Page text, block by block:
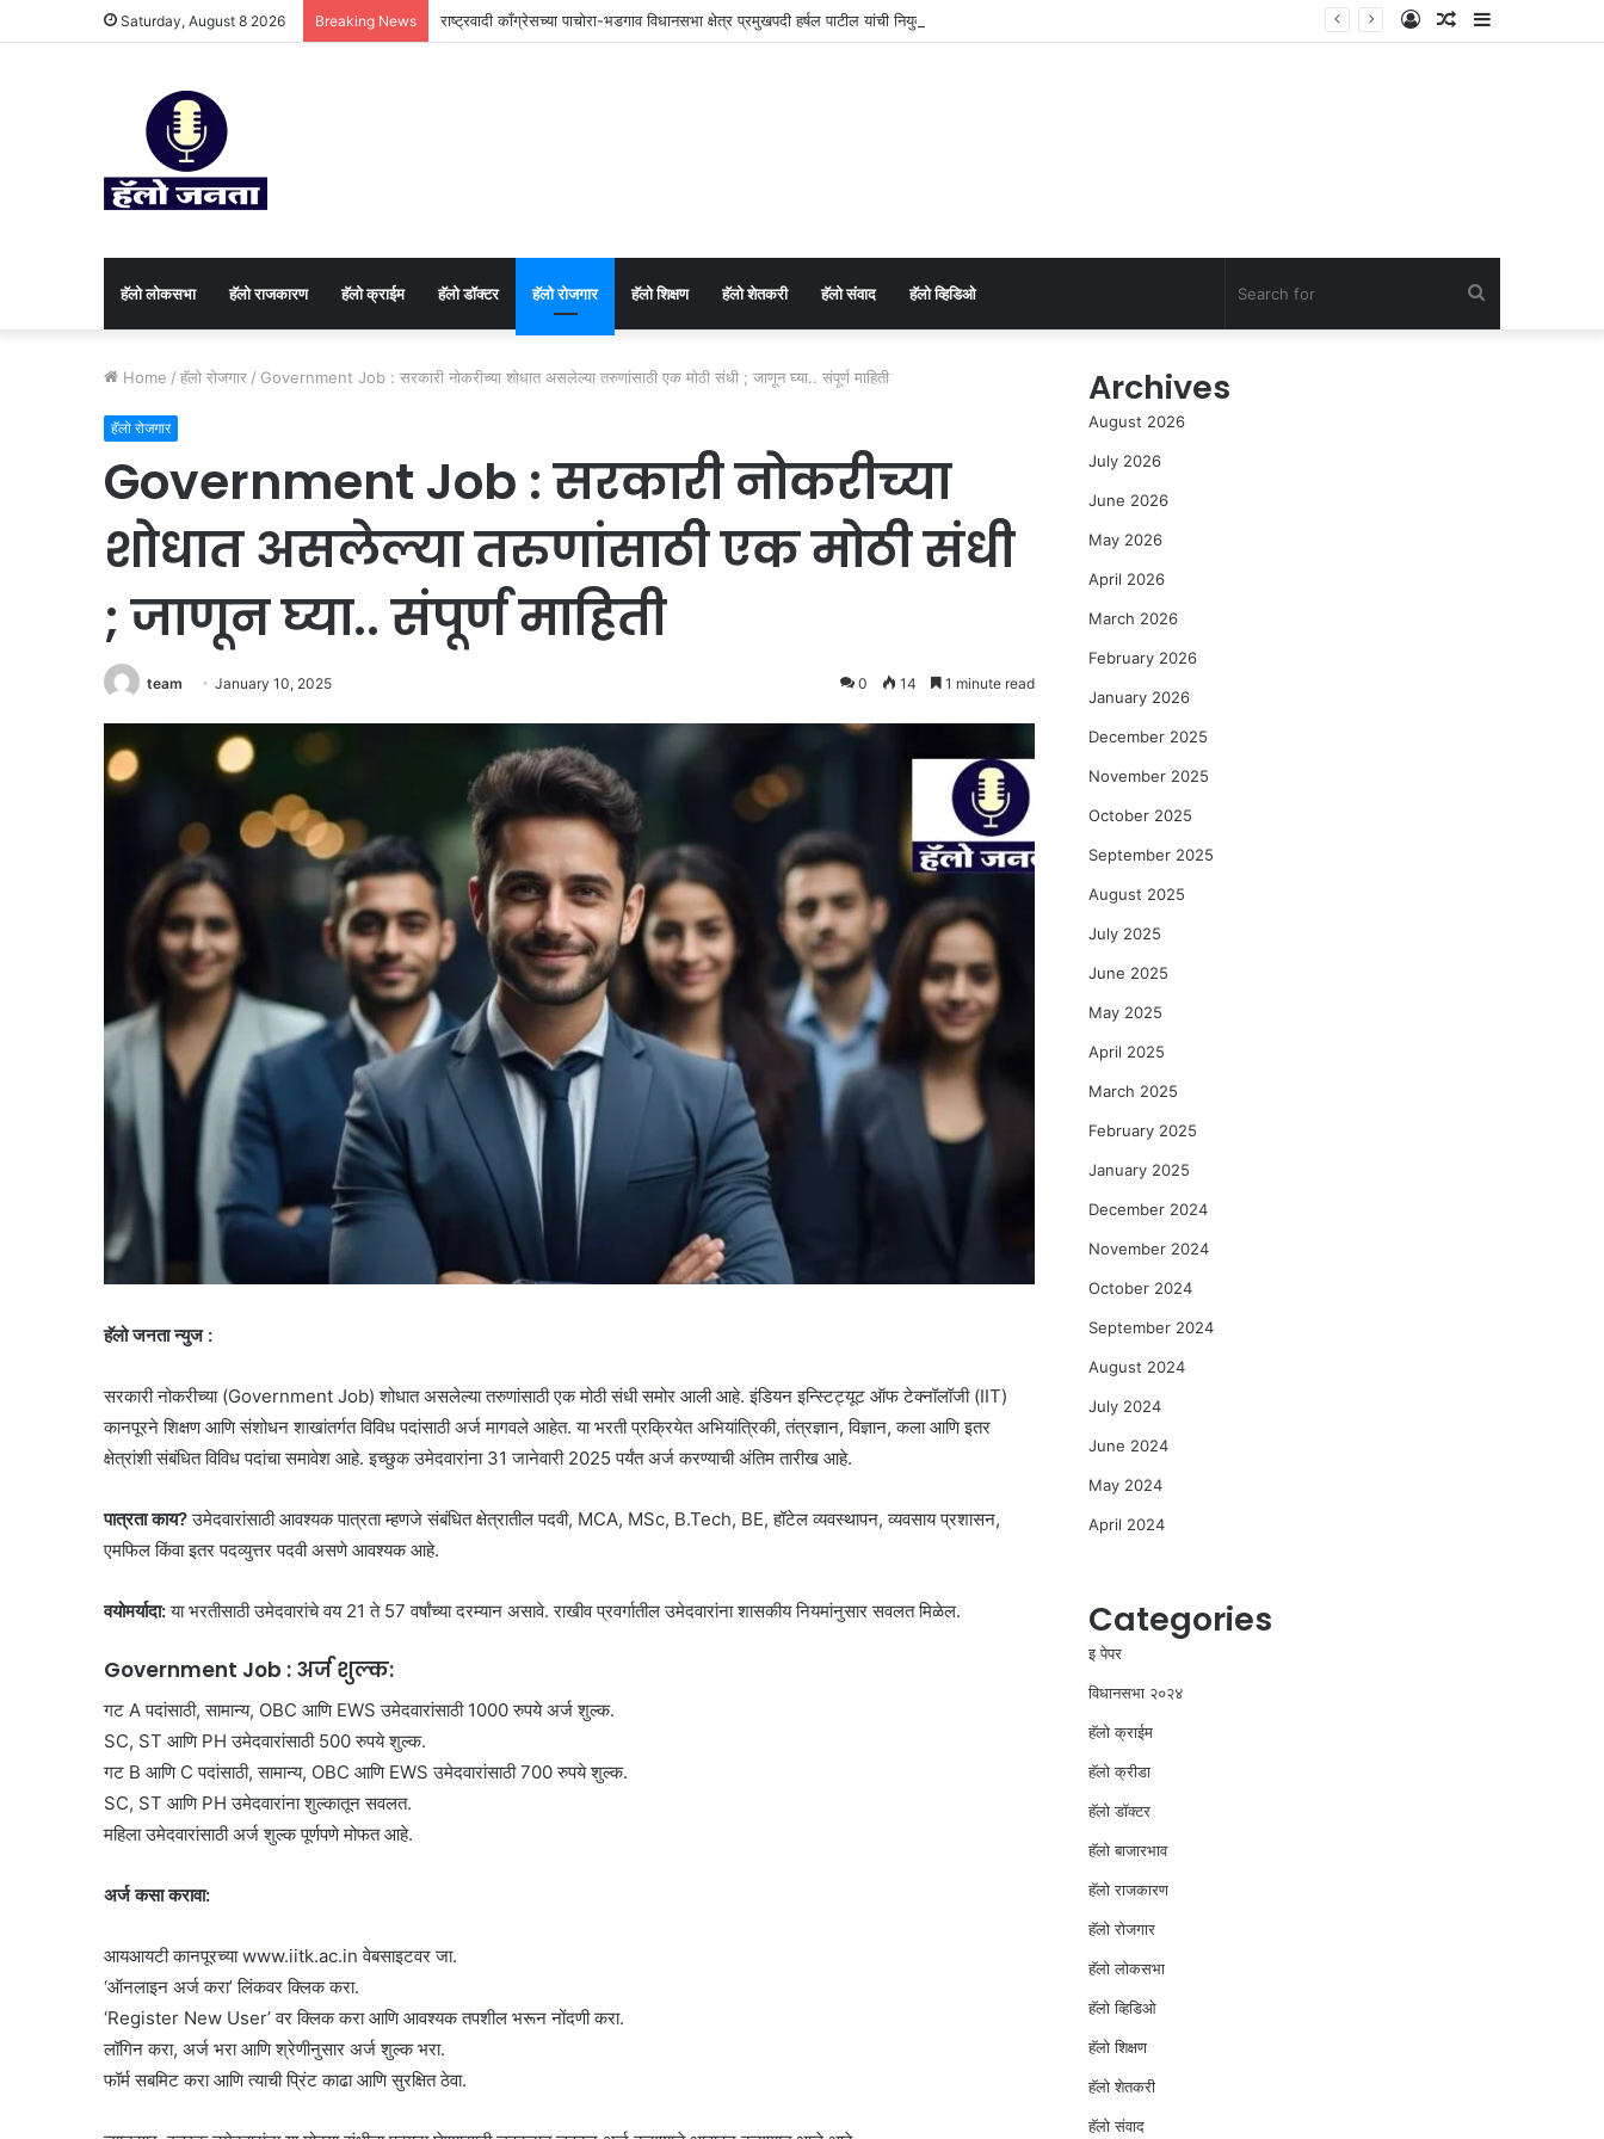
Saturday, August 8 2026 Breaking News राष्ट्रवादी काँग्रेसच्या पाचोरा-भडगाव विधानसभा क्षेत्र प्रमुखपदी हर्षल पाटील यांची नियुक्ती. Sidebar
Random
Log
हॅलो लोकसभा हॅलो राजकारण ⁠हॅलो क्राईम हॅलो डॉक्टर ⁠हॅलो रोजगार हॅलो शिक्षण ⁠हॅलो शेतकरी ⁠हॅलो संवाद ⁠हॅलो व्हिडिओ
Home / ⁠हॅलो रोजगार / Government Job : सरकारी नोकरीच्या शोधात असलेल्या तरुणांसाठी एक मोठी संधी ; जाणून घ्या.. संपूर्ण माहिती
⁠हॅलो रोजगार
Government Job : सरकारी नोकरीच्या
शोधात असलेल्या तरुणांसाठी एक मोठी संधी
; जाणून घ्या.. संपूर्ण माहिती
team January 10, 2025 0 14 1 minute read
हॅलो जनता न्युज :
सरकारी नोकरीच्या (Government Job) शोधात असलेल्या तरुणांसाठी एक मोठी संधी समोर आली आहे. इंडियन इन्स्टिट्यूट ऑफ टेक्नॉलॉजी (IIT)
कानपूरने शिक्षण आणि संशोधन शाखांतर्गत विविध पदांसाठी अर्ज मागवले आहेत. या भरती प्रक्रियेत अभियांत्रिकी, तंत्रज्ञान, विज्ञान, कला आणि इतर
क्षेत्रांशी संबंधित विविध पदांचा समावेश आहे. इच्छुक उमेदवारांना 31 जानेवारी 2025 पर्यंत अर्ज करण्याची अंतिम तारीख आहे.
पात्रता काय?उमेदवारांसाठी आवश्यक पात्रता म्हणजे संबंधित क्षेत्रातील पदवी, MCA, MSc, B.Tech, BE, हॉटेल व्यवस्थापन, व्यवसाय प्रशासन,
एमफिल किंवा इतर पदव्युत्तर पदवी असणे आवश्यक आहे.
वयोमर्यादा:या भरतीसाठी उमेदवारांचे वय 21 ते 57 वर्षांच्या दरम्यान असावे. राखीव प्रवर्गातील उमेदवारांना शासकीय नियमांनुसार सवलत मिळेल.
Government Job : अर्ज शुल्क:
गट A पदांसाठी, सामान्य, OBC आणि EWS उमेदवारांसाठी 1000 रुपये अर्ज शुल्क.
SC, ST आणि PH उमेदवारांसाठी 500 रुपये शुल्क.
गट B आणि C पदांसाठी, सामान्य, OBC आणि EWS उमेदवारांसाठी 700 रुपये शुल्क.
SC, ST आणि PH उमेदवारांना शुल्कातून सवलत.
महिला उमेदवारांसाठी अर्ज शुल्क पूर्णपणे मोफत आहे.
अर्ज कसा करावा:
आयआयटी कानपूरच्या www.iitk.ac.in वेबसाइटवर जा.
‘ऑनलाइन अर्ज करा’ लिंकवर क्लिक करा.
‘Register New User’ वर क्लिक करा आणि आवश्यक तपशील भरून नोंदणी करा.
लॉगिन करा, अर्ज भरा आणि श्रेणीनुसार अर्ज शुल्क भरा.
फॉर्म सबमिट करा आणि त्याची प्रिंट काढा आणि सुरक्षित ठेवा.
Archives
August 2026
July 2026
June 2026
May 2026
April 2026
March 2026
February 2026
January 2026
December 2025
November 2025
October 2025
September 2025
August 2025
July 2025
June 2025
May 2025
April 2025
March 2025
February 2025
January 2025
December 2024
November 2024
October 2024
September 2024
August 2024
July 2024
June 2024
May 2024
April 2024
Categories
इ पेपर
विधानसभा २०२४
⁠हॅलो क्राईम
हॅलो क्रीडा
हॅलो डॉक्टर
हॅलो बाजारभाव
हॅलो राजकारण
⁠हॅलो रोजगार
हॅलो लोकसभा
⁠हॅलो व्हिडिओ
हॅलो शिक्षण
⁠हॅलो शेतकरी
⁠हॅलो संवाद